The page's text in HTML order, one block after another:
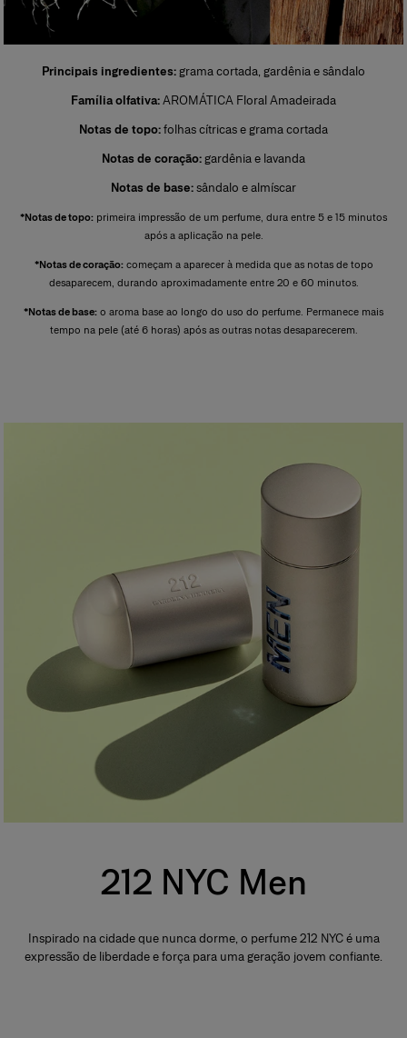
coração constituem a essência da fragrância. O perfumista valoriza essas
notas para realçar o brilho e a personalidade do perfume. Mais
concentrado que o Eau de Toilette, o Eau de Parfum costuma ser mais
Perfume
Também conhecido como extrait de parfum, é a forma mais
40% em uma solução de álcool extrafino a 96%. Sua duração é superior
especiais, especialmente à noite. As notas de fundo predominam na
composição. O perfumista destaca a nobreza dessas notas para reforçar
sua intensidade, profundidade e longa duração. Bastam algumas gotas
aplicadas diretamente sobre a pele, de preferência nos pontos de
pulsação, para revelar todo o rastro e a intensidade da fragrância.
Principais ingredientes:grama cortada, gardênia e sândalo
Família olfativa:AROMÁTICA Floral Amadeirada
Notas de topo:folhas cítricas e grama cortada
Notas de coração:gardênia e lavanda
Notas de base:sândalo e almíscar
*Notas de topo: primeira impressão de um perfume, dura entre 5 e 15 minutos
após a aplicação na pele.
*Notas de coração: começam a aparecer à medida que as notas de topo
desaparecem, durando aproximadamente entre 20 e 60 minutos.
*Notas de base: o aroma base ao longo do uso do perfume. Permanece mais
tempo na pele (até 6 horas) após as outras notas desaparecerem.
212 NYC Men
Inspirado na cidade que nunca dorme, o perfume 212 NYC é uma
expressão de liberdade e força para uma geração jovem confiante.